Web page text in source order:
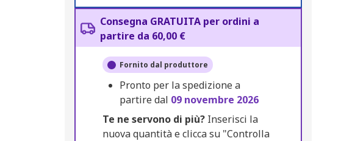
Consegna GRATUITA per ordini a
partire da 60,00 €
Fornito dal produttore
Pronto per la spedizione a
partire dal 09 novembre 2026
Te ne servono di più?Inserisci la
nuova quantità e clicca su "Controlla